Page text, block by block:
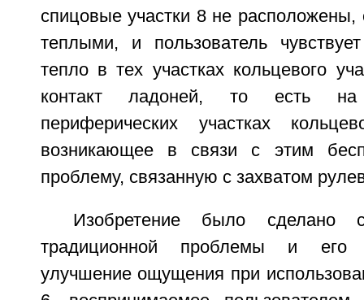
спицовые участки 8 не расположены,
теплыми, и пользователь
тепло в тех участках кольцевого
контакт ладоней, то есть
периферических участках
возникающее в связи с этим
проблему, связанную с захватом
Изобретение было
традиционной проблемы и его
улучшение ощущения при